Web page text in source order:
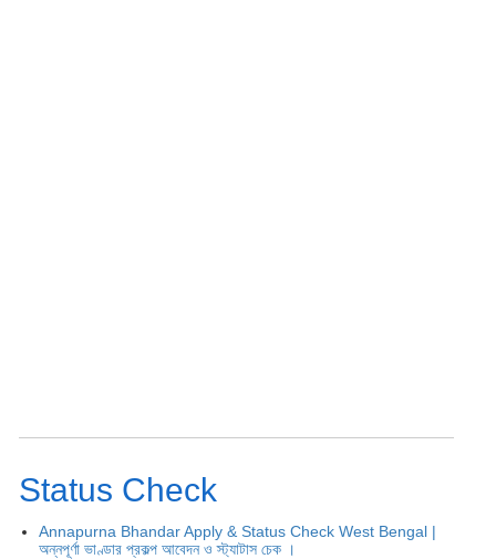
Status Check
Annapurna Bhandar Apply & Status Check West Bengal |
অন্নপূর্ণা ভাণ্ডার প্রকল্প আবেদন ও স্ট্যাটাস চেক ।